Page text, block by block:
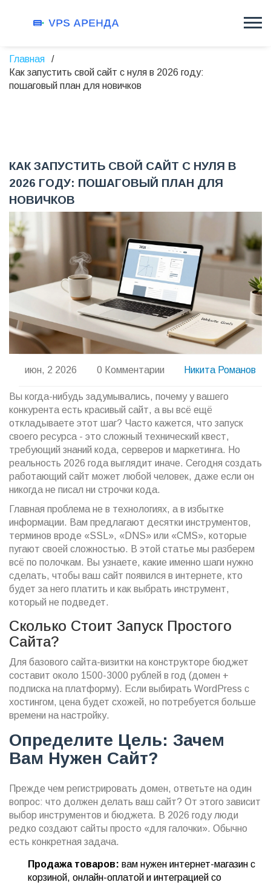
Главная
Как запустить свой сайт с нуля в 2026 году:
пошаговый план для новичков
КАК ЗАПУСТИТЬ СВОЙ САЙТ С НУЛЯ В
2026 ГОДУ: ПОШАГОВЫЙ ПЛАН ДЛЯ
НОВИЧКОВ
июн, 2 2026 0 Комментарии Никита Романов
Вы когда-нибудь задумывались, почему у вашего
конкурента есть красивый сайт, а вы всё ещё
откладываете этот шаг? Часто кажется, что запуск
своего ресурса - это сложный технический квест,
требующий знаний кода, серверов и маркетинга. Но
реальность 2026 года выглядит иначе. Сегодня создать
работающий сайт может любой человек, даже если он
никогда не писал ни строчки кода.
Главная проблема не в технологиях, а в избытке
информации. Вам предлагают десятки инструментов,
терминов вроде «SSL», «DNS» или «CMS», которые
пугают своей сложностью. В этой статье мы разберем
всё по полочкам. Вы узнаете, какие именно шаги нужно
сделать, чтобы ваш сайт появился в интернете, кто
будет за него платить и как выбрать инструмент,
который не подведет.
Сколько Стоит Запуск Простого
Сайта?
Для базового сайта-визитки на конструкторе бюджет
составит около 1500-3000 рублей в год (домен +
подписка на платформу). Если выбирать WordPress с
хостингом, цена будет схожей, но потребуется больше
времени на настройку.
Определите Цель: Зачем
Вам Нужен Сайт?
Прежде чем регистрировать домен, ответьте на один
вопрос: что должен делать ваш сайт? От этого зависит
выбор инструментов и бюджета. В 2026 году люди
редко создают сайты просто «для галочки». Обычно
есть конкретная задача.
Продажа товаров: вам нужен интернет-магазин с
корзиной, онлайн-оплатой и интеграцией со